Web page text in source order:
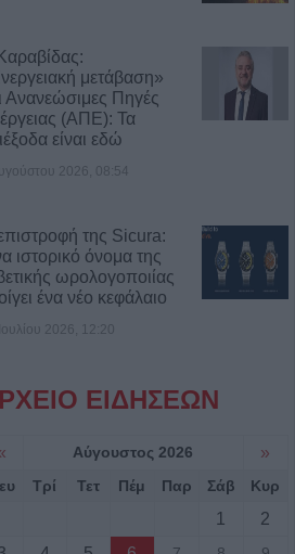
μετάβαση»
Ανανεώσιμες Πηγές
(ΑΠΕ): Τα
είναι εδώ
2026, 08:54
της Sicura:
ιστορικό όνομα της
ωρολογοποιίας
ένα νέο κεφάλαιο
2026, 12:20
ΕΙΔΗΣΕΩΝ
Αύγουστος 2026 »
Τρί Τετ Πέμ Παρ Σάβ Κυρ
1
2